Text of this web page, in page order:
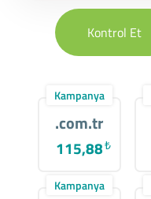
Kontrol Et
Kampanya
.com.tr
₺
115,88
Kampanya